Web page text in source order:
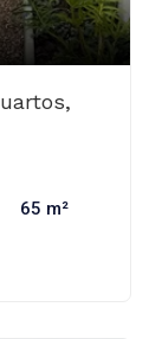
65 m²